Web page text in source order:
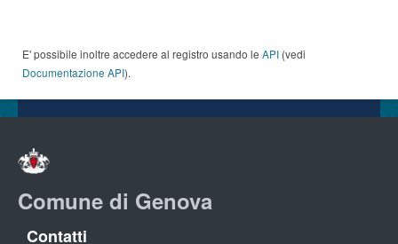
E' possibile inoltre accedere al registro usando le API (vedi
Documentazione API).
Comune di Genova
Contatti